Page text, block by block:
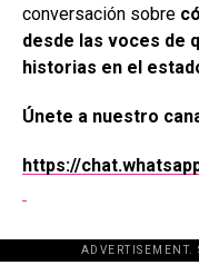
conversación sobre
desde las voces de
historias en el
Únete a nuestro
https://